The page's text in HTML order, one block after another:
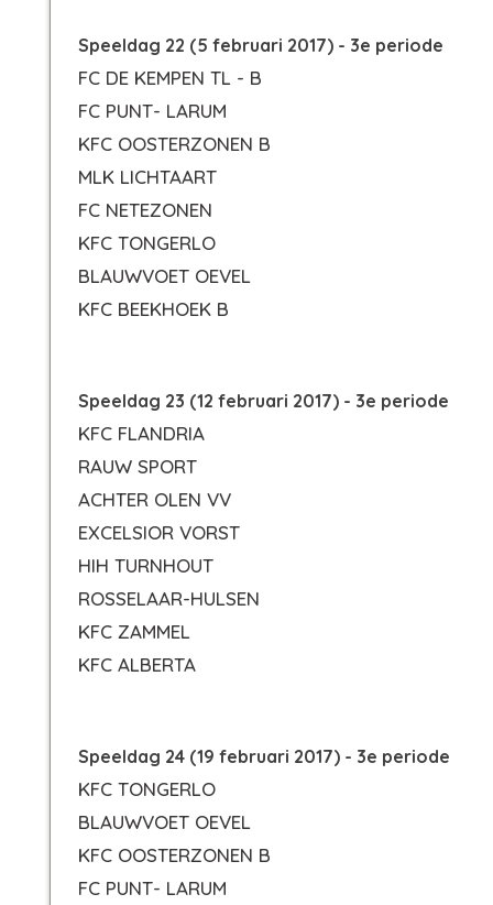
Speeldag 22 (5 februari 2017) - 3e periode
FC DE KEMPEN TL - B
FC PUNT- LARUM
KFC OOSTERZONEN B
MLK LICHTAART
FC NETEZONEN
KFC TONGERLO
BLAUWVOET OEVEL
KFC BEEKHOEK B
Speeldag 23 (12 februari 2017) - 3e periode
KFC FLANDRIA
RAUW SPORT
ACHTER OLEN VV
EXCELSIOR VORST
HIH TURNHOUT
ROSSELAAR-HULSEN
KFC ZAMMEL
KFC ALBERTA
Speeldag 24 (19 februari 2017) - 3e periode
KFC TONGERLO
BLAUWVOET OEVEL
KFC OOSTERZONEN B
FC PUNT- LARUM